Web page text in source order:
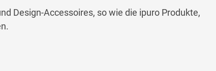
Design-Accessoires, so wie die ipuro Produkte,